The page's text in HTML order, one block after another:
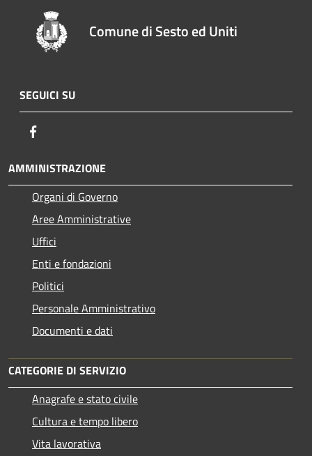
Comune di Sesto ed Uniti
SEGUICI SU
AMMINISTRAZIONE
Organi di Governo
Aree Amministrative
Uffici
Enti e fondazioni
Politici
Personale Amministrativo
Documenti e dati
CATEGORIE DI SERVIZIO
Anagrafe e stato civile
Cultura e tempo libero
Vita lavorativa